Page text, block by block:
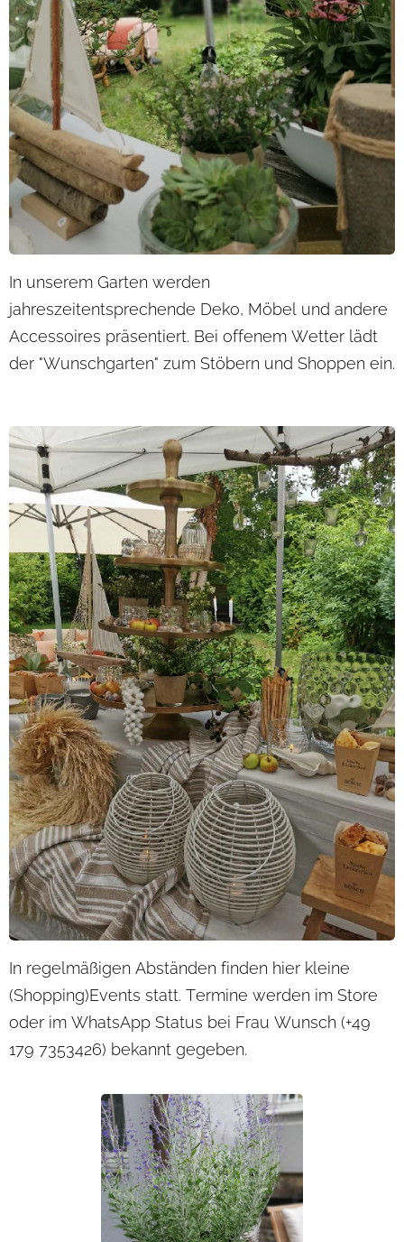
In unserem Garten werden
jahreszeitentsprechende Deko, Möbel und andere
Accessoires präsentiert. Bei offenem Wetter lädt
der "Wunschgarten" zum Stöbern und Shoppen ein.
In regelmäßigen Abständen finden hier kleine
(Shopping)Events statt. Termine werden im Store
oder im WhatsApp Status bei Frau Wunsch (+49
179 7353426) bekannt gegeben.